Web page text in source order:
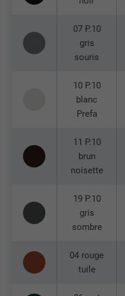
07 P.10
gris
souris
10 P.10
blanc
Prefa
11 P.10
brun
noisette
19 P.10
gris
sombre
04 rouge
tuile